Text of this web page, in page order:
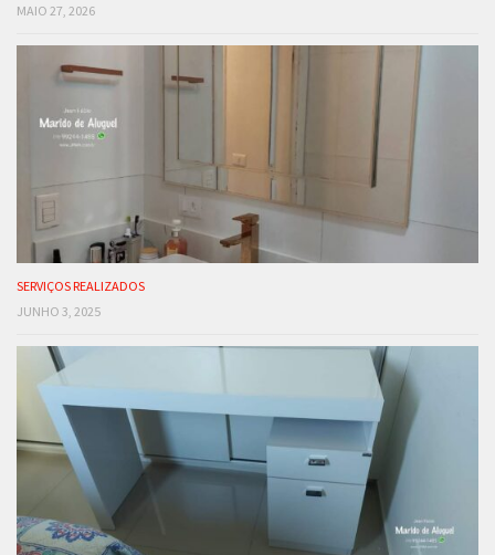
MAIO 27, 2026
SERVIÇOS REALIZADOS
JUNHO 3, 2025